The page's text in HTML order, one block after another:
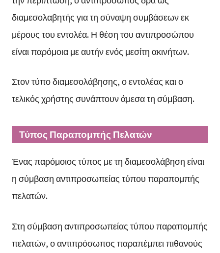
διαμεσολαβητής για τη σύναψη συμβάσεων εκ
μέρους του εντολέα. Η θέση του αντιπροσώπου
είναι παρόμοια με αυτήν ενός μεσίτη ακινήτων.
Στον τύπο διαμεσολάβησης, ο εντολέας και ο
τελικός χρήστης συνάπτουν άμεσα τη σύμβαση.
Τύπος Παραπομπής Πελατών
Ένας παρόμοιος τύπος με τη διαμεσολάβηση είναι
η σύμβαση αντιπροσωπείας τύπου παραπομπής
πελατών.
Στη σύμβαση αντιπροσωπείας τύπου παραπομπής
πελατών, ο αντιπρόσωπος παραπέμπει πιθανούς